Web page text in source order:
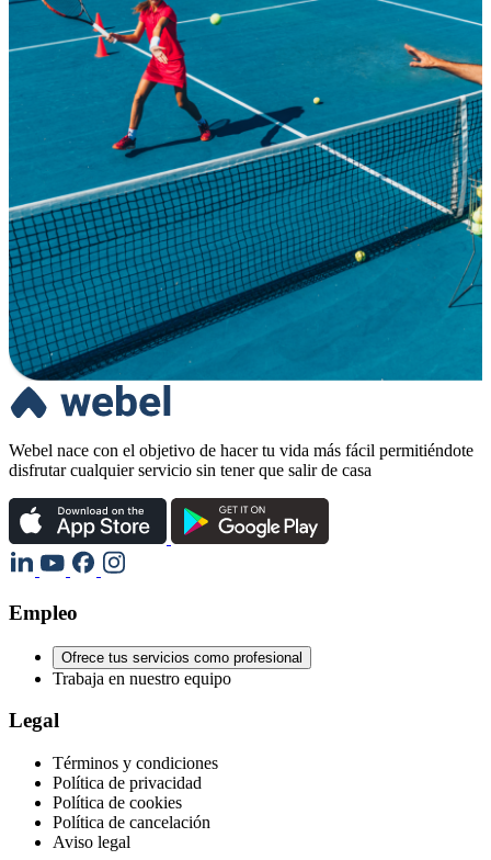
Webel nace con el objetivo de hacer tu vida más fácil permitiéndote
disfrutar cualquier servicio sin tener que salir de casa
Empleo
Ofrece tus servicios como profesional
Trabaja en nuestro equipo
Legal
Términos y condiciones
Política de privacidad
Política de cookies
Política de cancelación
Aviso legal